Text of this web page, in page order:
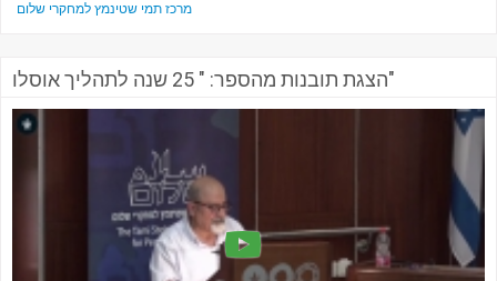
מרכז תמי שטינמץ למחקרי שלום
הצגת תובנות מהספר: " 25 שנה לתהליך אוסלו"